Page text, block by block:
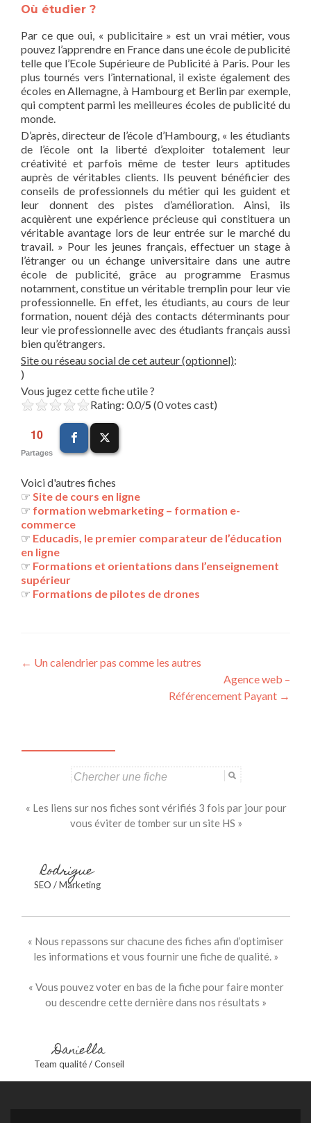
Où étudier ?
Par ce que oui, « publicitaire » est un vrai métier, vous
pouvez l’apprendre en France dans une école de publicité
telle que l’Ecole Supérieure de Publicité à Paris. Pour les
plus tournés vers l’international, il existe également des
écoles en Allemagne, à Hambourg et Berlin par exemple,
qui comptent parmi les meilleures écoles de publicité du
monde.
D’après, directeur de l’école d’Hambourg, « les étudiants
de l’école ont la liberté d’exploiter totalement leur
créativité et parfois même de tester leurs aptitudes
auprès de véritables clients. Ils peuvent bénéficier des
conseils de professionnels du métier qui les guident et
leur donnent des pistes d’amélioration. Ainsi, ils
acquièrent une expérience précieuse qui constituera un
véritable avantage lors de leur entrée sur le marché du
travail. » Pour les jeunes français, effectuer un stage à
l’étranger ou un échange universitaire dans une autre
école de publicité, grâce au programme Erasmus
notamment, constitue un véritable tremplin pour leur vie
professionnelle. En effet, les étudiants, au cours de leur
formation, nouent déjà des contacts déterminants pour
leur vie professionnelle avec des étudiants français aussi
bien qu’étrangers.
Site ou réseau social de cet auteur (optionnel):
)
Vous jugez cette fiche utile ?
Rating: 0.0/5 (0 votes cast)
10
Partages
Voici d'autres fiches
☞ Site de cours en ligne
☞ formation webmarketing – formation e-
commerce
☞ Educadis, le premier comparateur de l’éducation
en ligne
☞ Formations et orientations dans l’enseignement
supérieur
☞ Formations de pilotes de drones
Navigation
← Un calendrier pas comme les autres
Agence web –
Référencement Payant →
« Les liens sur nos fiches sont vérifiés 3 fois par jour pour
vous éviter de tomber sur un site HS »
Rodrigue
SEO / Marketing
« Nous repassons sur chacune des fiches afin d’optimiser
les informations et vous fournir une fiche de qualité. »
« Vous pouvez voter en bas de la fiche pour faire monter
ou descendre cette dernière dans nos résultats »
Daniella
Team qualité / Conseil